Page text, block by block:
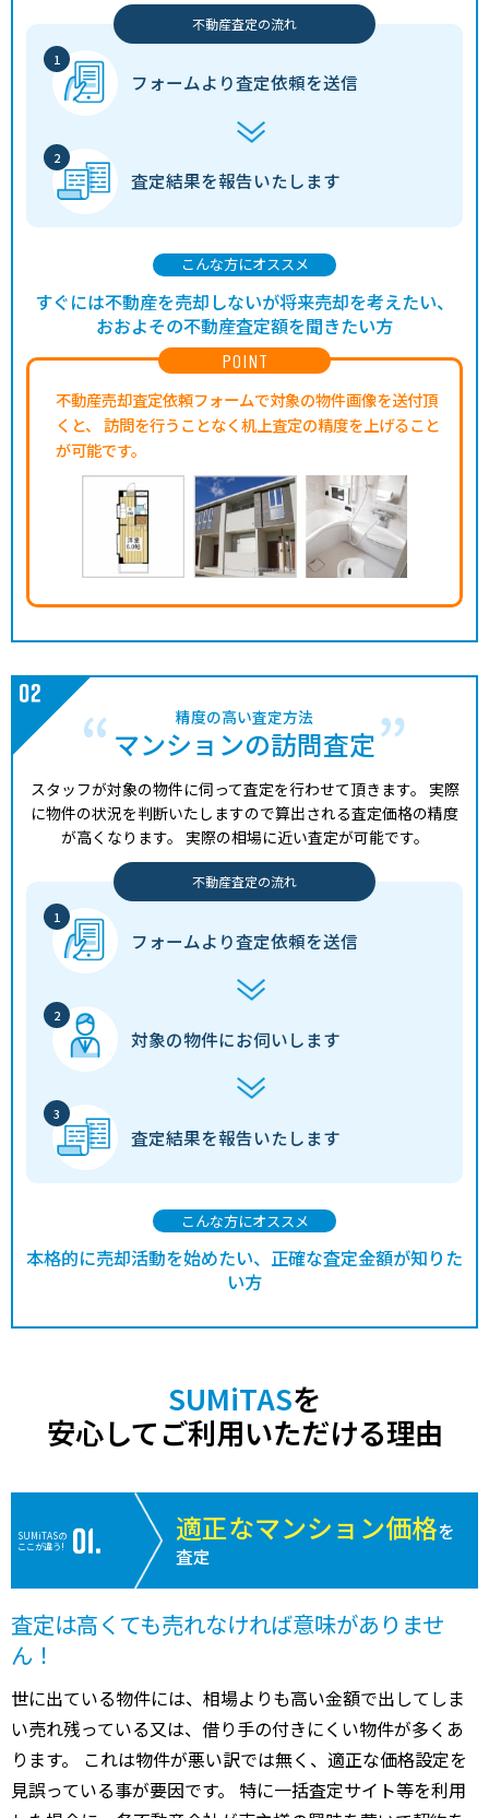
不動産査定の流れ
フォームより査定依頼を送信
査定結果を報告いたします
POINT
不動産売却査定依頼フォームで対象の物件画像を送付頂
くと、
訪問を行うことなく机上査定の精度を上げること
が可能です。
こんな方にオススメ
すぐには不動産を売却しないが将来売却を考えたい、
おおよその不動産査定額を聞きたい方
精度の高い査定方法
マンションの訪問査定
スタッフが対象の物件に伺って査定を行わせて頂きます。 実際
に物件の状況を判断いたしますので算出される査定価格の精度
が高くなります。 実際の相場に近い査定が可能です。
不動産査定の流れ
フォームより査定依頼を送信
対象の物件にお伺いします
査定結果を報告いたします
こんな方にオススメ
本格的に売却活動を始めたい、正確な査定金額が知りた
い方
SUMiTASを
安心してご利用いただける理由
SUMiTASの
ここが違う!
適正なマンション価格を
査定
査定は高くても売れなければ意味がありませ
ん！
世に出ている物件には、相場よりも高い金額で出してしま
い売れ残っている又は、借り手の付きにくい物件が多くあ
ります。 これは物件が悪い訳では無く、適正な価格設定を
見誤っている事が要因です。 特に一括査定サイト等を利用